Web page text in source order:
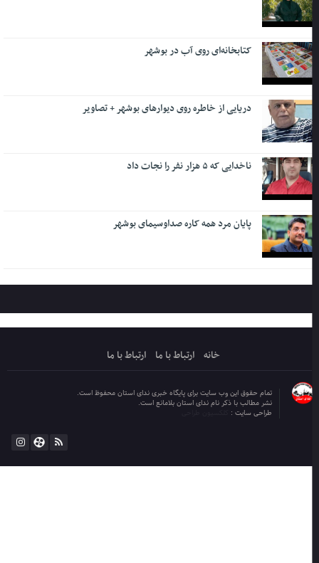
کتابخانه‌ای روی آب در بوشهر
دریایی از خاطره روی دیوارهای بوشهر + تصاویر
ناخدایی که ۵ هزار نفر را نجات داد
پایان مرد همه کاره صداوسیمای بوشهر
خانه ارتباط با ما ارتباط با ما
تمام حقوق این وب سایت برای پایگاه خبری ندای استان محفوظ است.
نشر مطالب با ذکر نام ندای استان بلامانع است.
طراحی سایت :کلکسیون طراحی